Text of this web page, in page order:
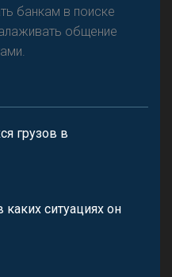
банкам в поиске
общение
грузов в
каких ситуациях он